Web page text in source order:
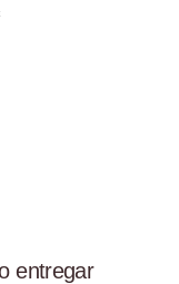
entregar